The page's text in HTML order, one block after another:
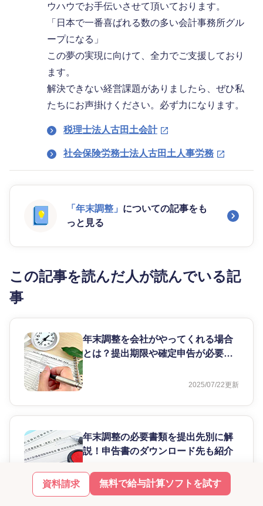
資料請求 無料で給与計算ソフトを試す
ウハウでお手伝いさせて頂いております。
「日本で一番喜ばれる数の多い会計事務所グル
ープになる」
この夢の実現に向けて、全力でご支援しており
ます。
解決できない経営課題がありましたら、ぜひ私
たちにお声掛けください。必ず力になります。
税理士法人古田土会計
社会保険労務士法人古田土人事労務
「年末調整」 についての記事をも
っと見る
この記事を読んだ人が読んでいる記
事
年末調整を会社がやってくれる場合
とは？提出期限や確定申告が必要な
2025/07/22更新
年末調整の必要書類を提出先別に解
説！申告書のダウンロード先も紹介
2025/11/06